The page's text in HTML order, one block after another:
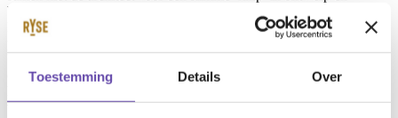
Toestemming Details Over
bouwproces. De meest specialistische en kostbare ruimtes, zoals de
BiNaSk-lokalen, worden als eerste gerealiseerd op de vrijgekomen
plek van de aula/kantoren. Zodra deze gereed zijn, verhuist de
onderbouw maakt dan tijdelijk gebruik van portocabins op
van de oude lokalen. In de laatste fase worden beide gebouwdelen